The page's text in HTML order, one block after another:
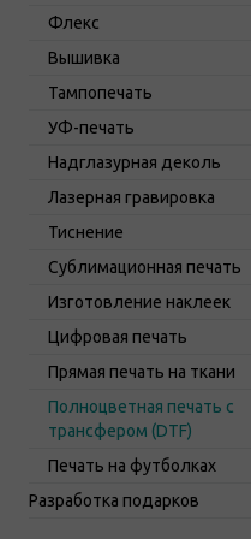
Флекс
Вышивка
Тампопечать
УФ-печать
Надглазурная деколь
Лазерная гравировка
Тиснение
Сублимационная печать
Изготовление наклеек
Цифровая печать
Прямая печать на ткани
Полноцветная печать с
трансфером (DTF)
Печать на футболках
Разработка подарков